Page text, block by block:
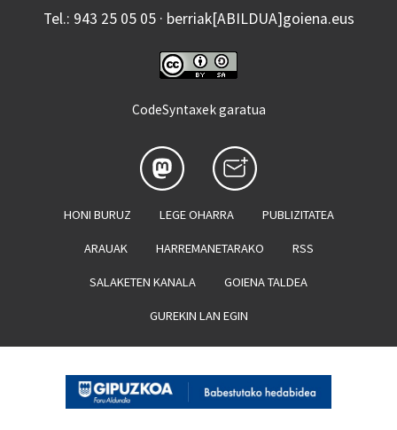
Tel.: 943 25 05 05 · berriak[ABILDUA]goiena.eus
CodeSyntaxek garatua
HONI BURUZ LEGE OHARRA PUBLIZITATEA
ARAUAK HARREMANETARAKO RSS
SALAKETEN KANALA GOIENA TALDEA
GUREKIN LAN EGIN